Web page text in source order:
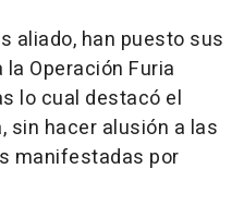
aliado, han puesto sus
Operación Furia
lo cual destacó el
sin hacer alusión a las
manifestadas por